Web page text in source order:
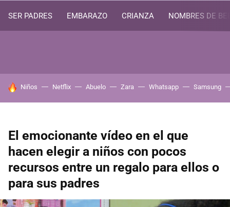
SER PADRES EMBARAZO CRIANZA NOMBRES DE
HOY SE HABLA DE
Niños Netflix Abuelo Zara Whatsapp Samsung
El emocionante vídeo en el que
hacen elegir a niños con pocos
recursos entre un regalo para ellos o
para sus padres